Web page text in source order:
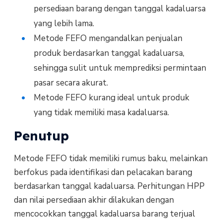
persediaan barang dengan tanggal kadaluarsa
yang lebih lama.
Metode FEFO mengandalkan penjualan
produk berdasarkan tanggal kadaluarsa,
sehingga sulit untuk memprediksi permintaan
pasar secara akurat.
Metode FEFO kurang ideal untuk produk
yang tidak memiliki masa kadaluarsa.
Penutup
Metode FEFO tidak memiliki rumus baku, melainkan
berfokus pada identifikasi dan pelacakan barang
berdasarkan tanggal kadaluarsa. Perhitungan HPP
dan nilai persediaan akhir dilakukan dengan
mencocokkan tanggal kadaluarsa barang terjual